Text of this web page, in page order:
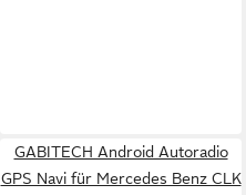
GABITECH Android Autoradio
GPS Navi für Mercedes Benz CLK